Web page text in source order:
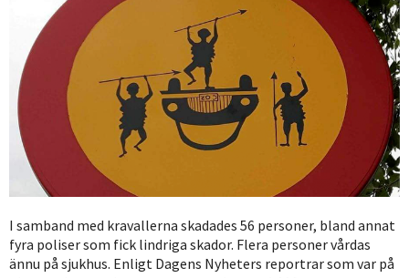
I samband med kravallerna skadades 56 personer, bland annat
fyra poliser som fick lindriga skador. Flera personer vårdas
ännu på sjukhus. Enligt Dagens Nyheters reportrar som var på